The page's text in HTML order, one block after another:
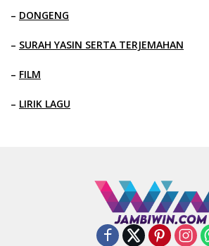
– DONGENG
– SURAH YASIN SERTA TERJEMAHAN
– FILM
– LIRIK LAGU